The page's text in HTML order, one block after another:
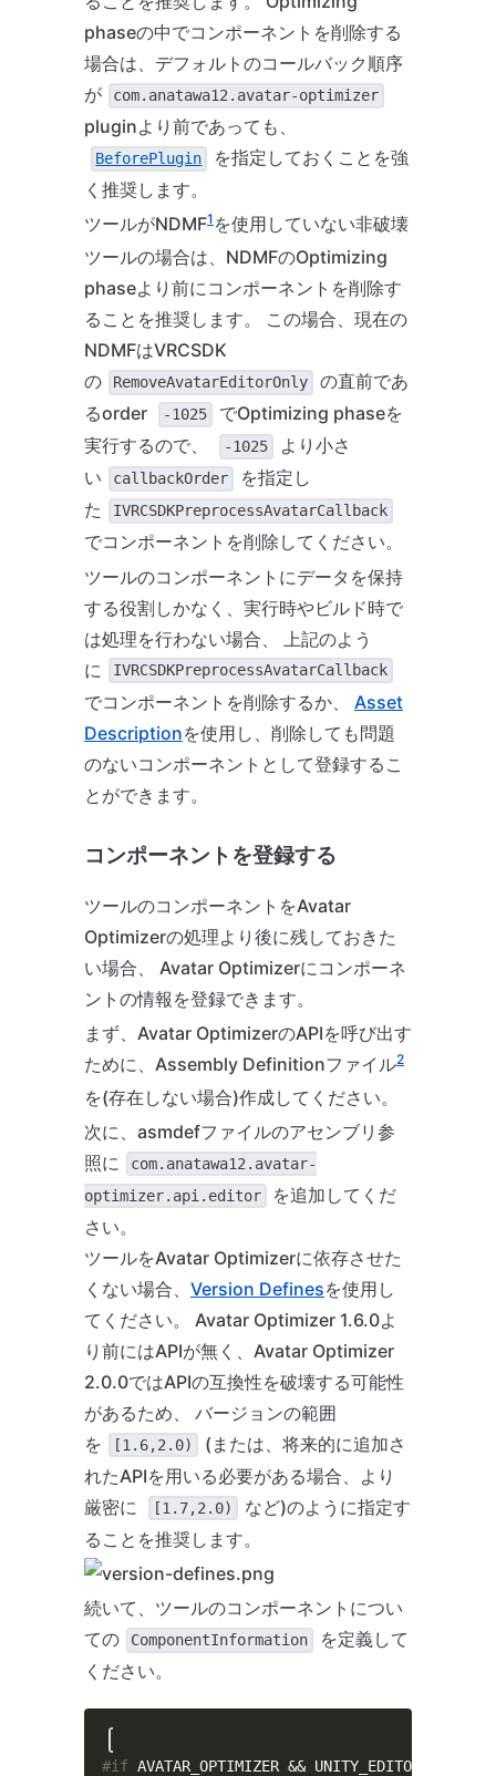
phaseの中でコンポーネントを削除する
場合は、デフォルトのコールバック順序
が
com.anatawa12.avatar-optimizer
pluginより前であっても、
BeforePlugin
を指定しておくことを強
く推奨します。
ツールがNDMF1 を使用していない非破壊
ツールの場合は、NDMFのOptimizing
phaseより前にコンポーネントを削除す
ることを推奨します。 この場合、現在の
NDMFはVRCSDK
の
RemoveAvatarEditorOnly
の直前であ
るorder
-1025
でOptimizing phaseを
実行するので、
-1025
より小さ
い
callbackOrder
を指定し
た
IVRCSDKPreprocessAvatarCallback
でコンポーネントを削除してください。
ツールのコンポーネントにデータを保持
する役割しかなく、実行時やビルド時で
は処理を行わない場合、 上記のよう
に
IVRCSDKPreprocessAvatarCallback
でコンポーネントを削除するか、 Asset
Descriptionを使用し、削除しても問題
のないコンポーネントとして登録するこ
とができます。
コンポーネントを登録する
ツールのコンポーネントをAvatar
Optimizerの処理より後に残しておきた
い場合、 Avatar Optimizerにコンポーネ
ントの情報を登録できます。
まず、Avatar OptimizerのAPIを呼び出す
ために、Assembly Definitionファイル2
を(存在しない場合)作成してください。
次に、asmdefファイルのアセンブリ参
照に
com.anatawa12.avatar-
optimizer.api.editor
を追加してくだ
さい。
ツールをAvatar Optimizerに依存させた
くない場合、 Version Definesを使用し
てください。 Avatar Optimizer 1.6.0よ
り前にはAPIが無く、Avatar Optimizer
2.0.0ではAPIの互換性を破壊する可能性
があるため、 バージョンの範囲
を
[1.6,2.0)
(または、将来的に追加さ
れたAPIを用いる必要がある場合、より
厳密に
[1.7,2.0)
など)のように指定す
ることを推奨します。
続いて、ツールのコンポーネントについ
ての
ComponentInformation
を定義して
ください。
#if